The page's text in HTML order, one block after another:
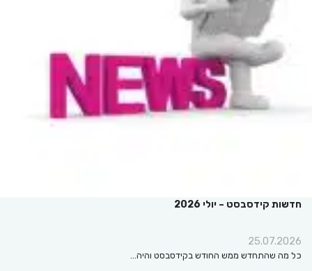
חדשות קידסבסט – יולי 2026
25.07.2026
כל מה שהתחדש ממש החודש בקידסבסט והיה…